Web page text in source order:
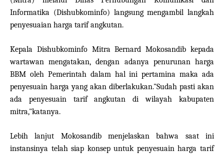
Informatika (Dishubkominfo) langsung mengambil langkah
penyesuaian harga tarif angkutan.
Kepala Dishubkominfo Mitra Bernard Mokosandib kepada
wartawan mengatakan, dengan adanya penurunan harga
BBM oleh Pemerintah dalam hal ini pertamina maka ada
penyesuain harga yang akan diberlakukan."Sudah pasti akan
ada penyesuain tarif angkutan di wilayah kabupaten
mitra,"katanya.
Lebih lanjut Mokosandib menjelaskan bahwa saat ini
instansinya telah siap konsep untuk penyesuain harga tarif